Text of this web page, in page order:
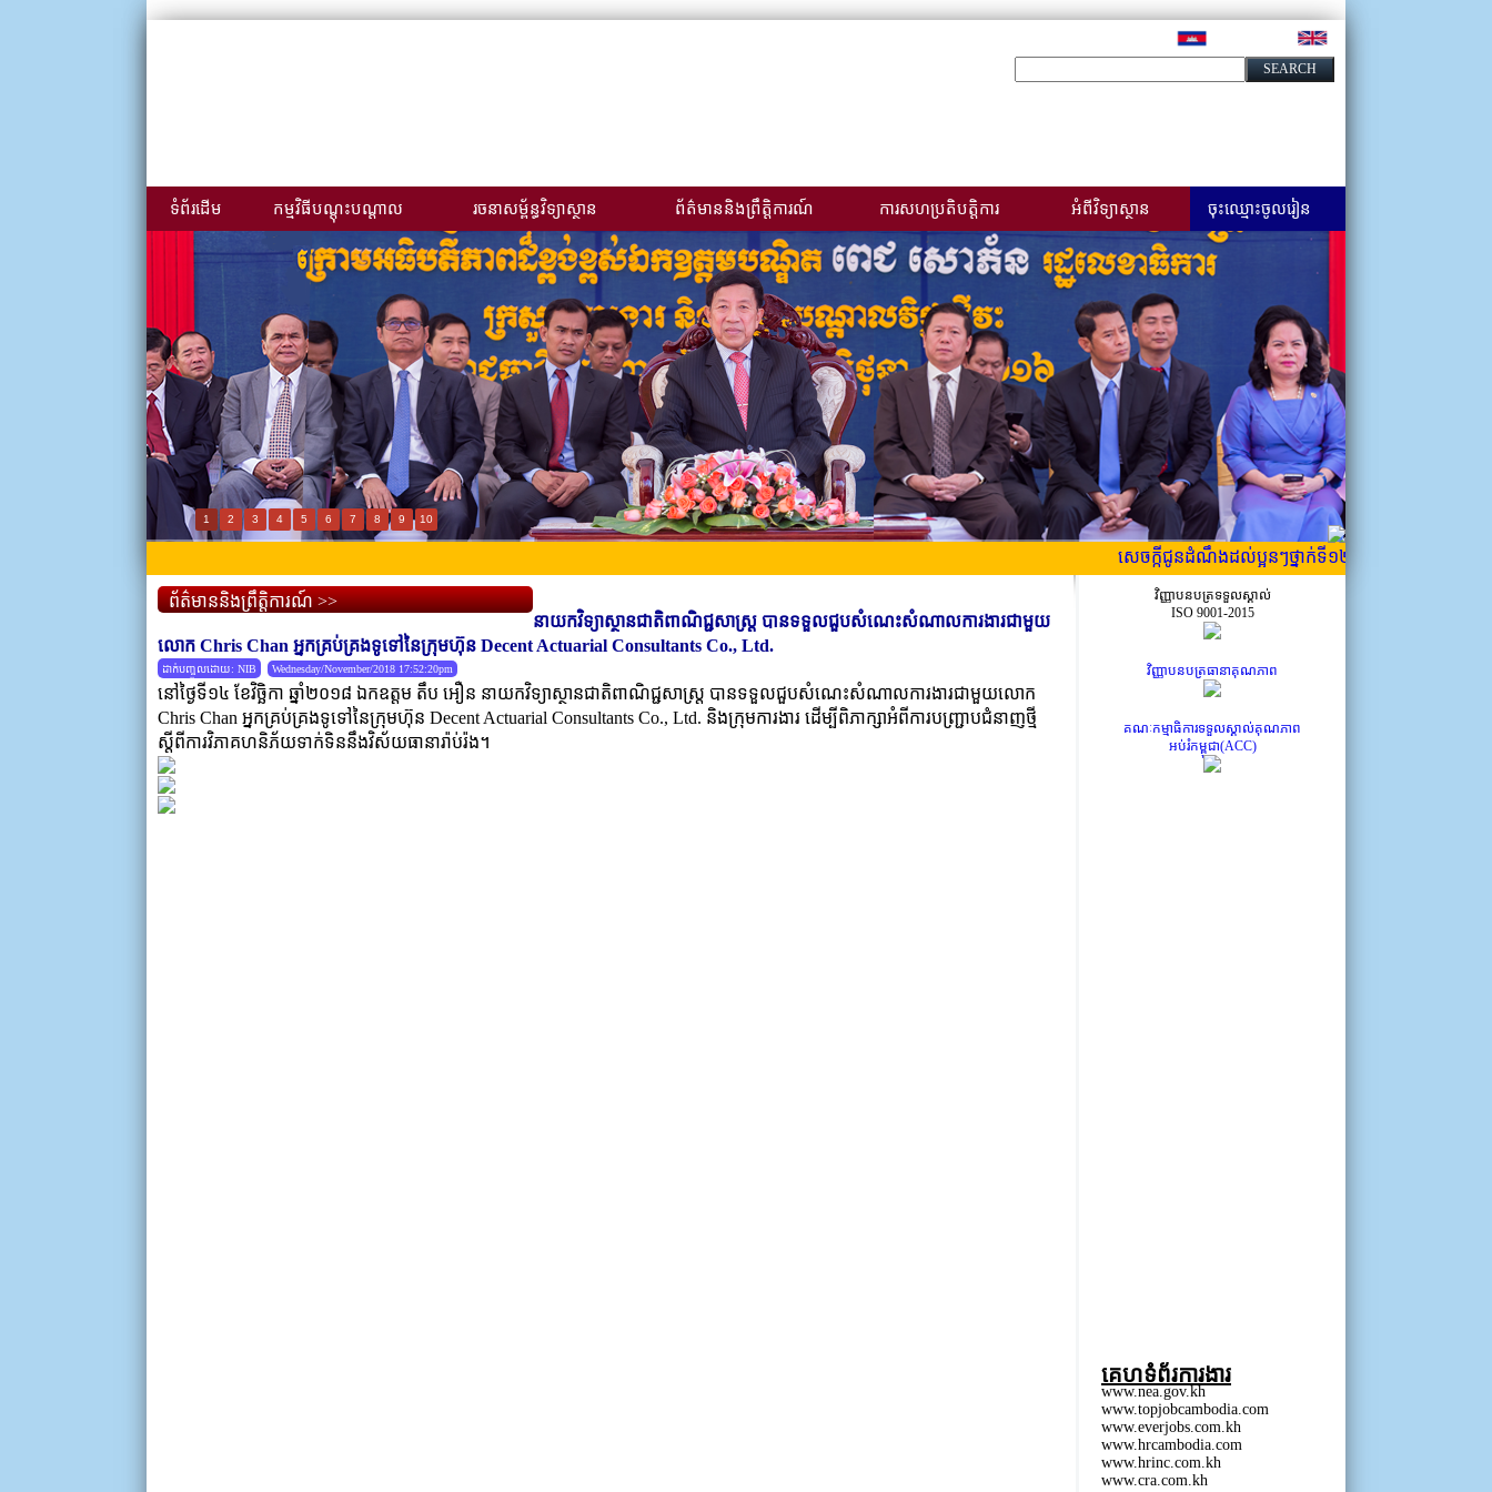
ទំព័រដើម កម្មវិធីបណ្ដុះបណ្ដាល រចនាសម្ព័ន្ធវិទ្យាស្ថាន ព័ត៌មាននិងព្រឹត្តិការណ៍ ការសហប្រតិបត្តិការ អំពីវិទ្យាស្ថាន ចុះឈ្មោះចូលរៀន
1 2 3 4 5 6 7 8 9 10
សេចក្កីជូនដំណឹងដល់ប្អូនៗថ្នាក់ទី១២ ដែលទើបប្រឡង ឱ្យបានជ្
ព័ត៌មាននិងព្រឹត្តិការណ៍ >>
នាយកវិទ្យាស្ថានជាតិពាណិជ្ជសាស្រ្ត បានទទួលជួបសំណេះសំណាលការងារជាមួយ
លោក Chris Chan អ្នកគ្រប់គ្រងទូទៅនៃក្រុមហ៊ុន Decent Actuarial Consultants Co., Ltd.
ដាក់បញ្ចូលដោយ: NIB Wednesday/November/2018 17:52:20pm
នៅថ្ងៃទី១៤ ខែវិច្ឆិកា ឆ្នាំ២០១៨ ឯកឧត្តម តឹប អឿន នាយកវិទ្យាស្ថានជាតិពាណិជ្ជសាស្រ្ត បានទទួលជួបសំណេះសំណាលការងារជាមួយលោក
Chris Chan អ្នកគ្រប់គ្រងទូទៅនៃក្រុមហ៊ុន Decent Actuarial Consultants Co., Ltd. និងក្រុមការងារ ដើម្បីពិភាក្សាអំពីការបញ្ជ្រាបជំនាញថ្មី
ស្តីពីការវិភាគហនិភ័យទាក់ទិននឹងវិស័យធានារ៉ាប់រ៉ង។
វិញ្ញាបនបត្រទទួលស្គាល់
ISO 9001-2015
វិញ្ញាបនបត្រធានាគុណភាព
គណៈកម្មាធិការទទួលស្គាល់គុណភាព
អប់រំកម្ពុជា(ACC)
គេហទំព័រការងារ
www.nea.gov.kh
www.topjobcambodia.com
www.everjobs.com.kh
www.hrcambodia.com
www.hrinc.com.kh
www.cra.com.kh